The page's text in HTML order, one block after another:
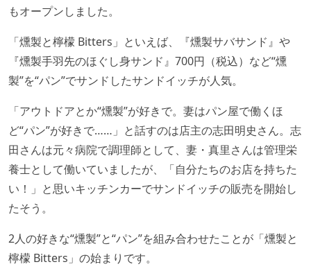
もオープンしました。
「燻製と檸檬 Bitters」といえば、『燻製サバサンド』や
『燻製手羽先のほぐし身サンド』700円（税込）など“燻
製”を“パン”でサンドしたサンドイッチが人気。
「アウトドアとか“燻製”が好きで。妻はパン屋で働くほ
ど“パン”が好きで……」と話すのは店主の志田明史さん。志
田さんは元々病院で調理師として、妻・真里さんは管理栄
養士として働いていましたが、「自分たちのお店を持ちた
い！」と思いキッチンカーでサンドイッチの販売を開始し
たそう。
2人の好きな“燻製”と“パン”を組み合わせたことが「燻製と
檸檬 Bitters」の始まりです。